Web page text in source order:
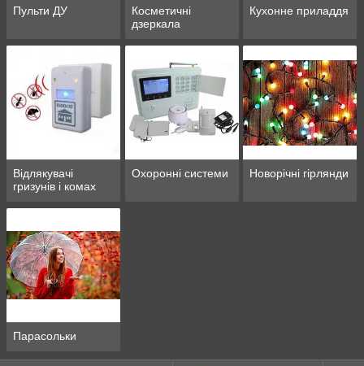
Пульти ДУ
Косметичні
дзеркала
Кухонне приладдя
Відлякувачі
гризунів і комах
Охоронні системи Новорічні гірлянди
Парасольки